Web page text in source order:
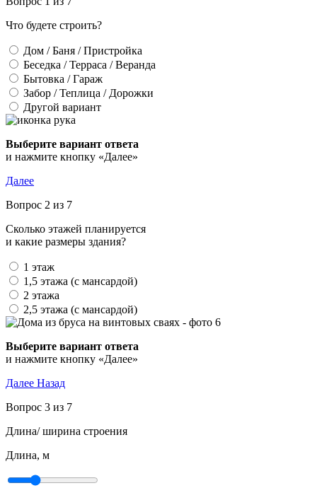
Что будете строить?
Дом / Баня / Пристройка
Беседка / Терраса / Веранда
Бытовка / Гараж
Забор / Теплица / Дорожки
Другой вариант
Выберите вариант ответа
и нажмите кнопку «Далее»
Далее
Вопрос 2 из 7
Сколько этажей планируется
и какие размеры здания?
1 этаж
1,5 этажа (с мансардой)
2 этажа
2,5 этажа (с мансардой)
Выберите вариант ответа
и нажмите кнопку «Далее»
Далее Назад
Вопрос 3 из 7
Длина/ ширина строения
Длина, м